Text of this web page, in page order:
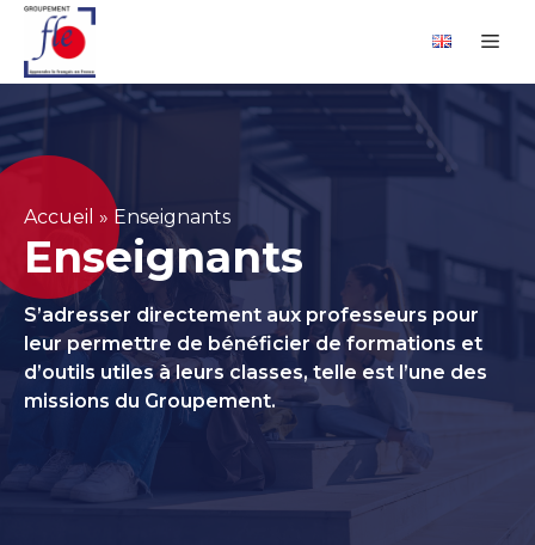
Aller
contenu
Accueil » Enseignants
Enseignants
S’adresser directement aux professeurs pour
leur permettre de bénéficier de formations et
d’outils utiles à leurs classes, telle est l’une des
missions du Groupement.
Panneau de gestion des cookies